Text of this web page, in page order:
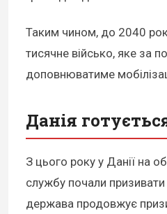
Таким чином, до 2040
тисячне військо, яке за
доповнюватиме
Данія
З цього року у Данії на
службу почали
держава продовжує